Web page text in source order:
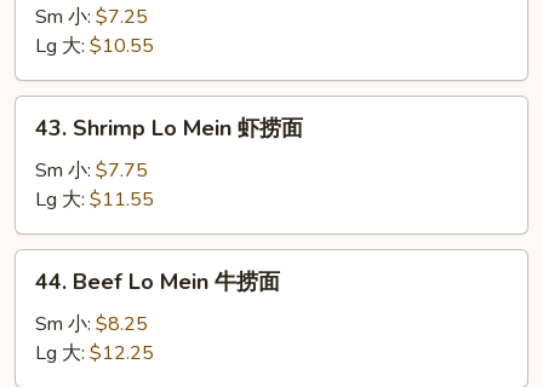
Lo
Mein
鸡
捞
Sm 小: $7.25
Lg 大: $10.55
Shrimp
Lo
Mein
虾
捞
43. Shrimp Lo Mein 虾捞面
Sm 小: $7.75
Lg 大: $11.55
Beef
Lo
Mein
牛
44. Beef Lo Mein 牛捞面
Sm 小: $8.25
Lg 大: $12.25